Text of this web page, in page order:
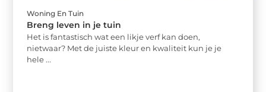
Woning En Tuin
Breng leven in je tuin
Het is fantastisch wat een likje verf kan doen,
nietwaar? Met de juiste kleur en kwaliteit kun je je
hele ...